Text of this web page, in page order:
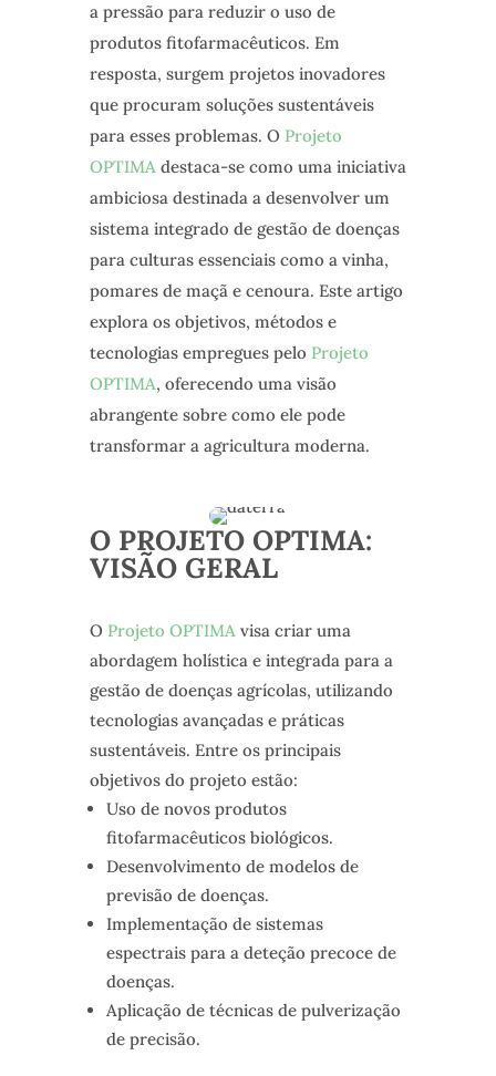
a pressão para reduzir o uso de
produtos fitofarmacêuticos. Em
resposta, surgem projetos inovadores
que procuram soluções sustentáveis
para esses problemas. O Projeto
OPTIMAdestaca-se como uma iniciativa
ambiciosa destinada a desenvolver um
sistema integrado de gestão de doenças
para culturas essenciais como a vinha,
pomares de maçã e cenoura. Este artigo
explora os objetivos, métodos e
tecnologias empregues pelo Projeto
OPTIMA, oferecendo uma visão
abrangente sobre como ele pode
transformar a agricultura moderna.
O PROJETO OPTIMA:
VISÃO GERAL
O Projeto OPTIMAvisa criar uma
abordagem holística e integrada para a
gestão de doenças agrícolas, utilizando
tecnologias avançadas e práticas
sustentáveis. Entre os principais
objetivos do projeto estão:
Uso de novos produtos
fitofarmacêuticos biológicos.
Desenvolvimento de modelos de
previsão de doenças.
Implementação de sistemas
espectrais para a deteção precoce de
doenças.
Aplicação de técnicas de pulverização
de precisão.